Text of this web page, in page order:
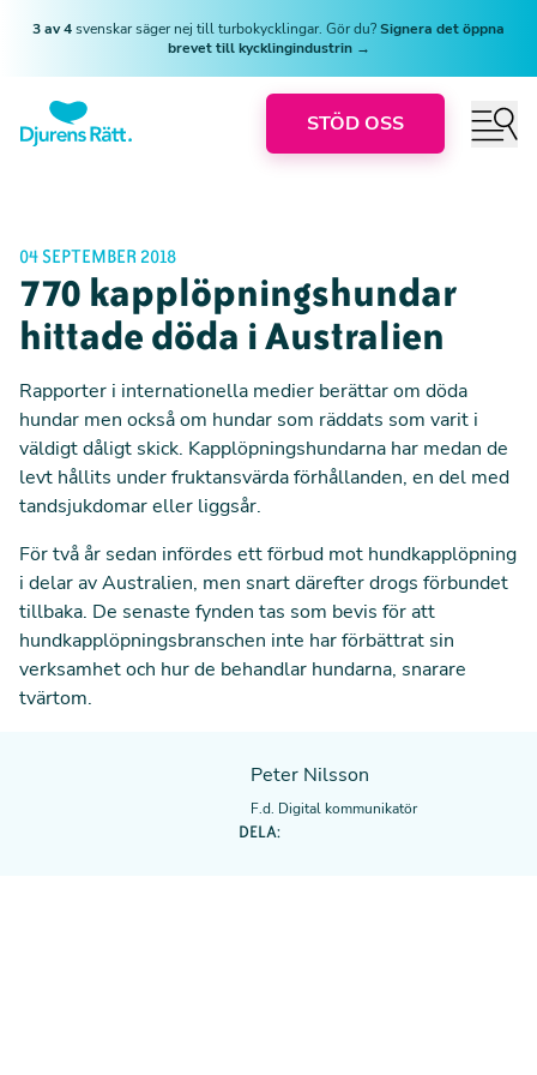
3 av 4svenskar säger nej till turbokycklingar. Gör du?Signera det öppna
brevet till kycklingindustrin →
STÖD OSS
04 SEPTEMBER 2018
770 kapplöpningshundar
hittade döda i Australien
Rapporter i internationella medier berättar om döda
hundar men också om hundar som räddats som varit i
väldigt dåligt skick. Kapplöpningshundarna har medan de
levt hållits under fruktansvärda förhållanden, en del med
tandsjukdomar eller liggsår.
För två år sedan infördes ett förbud mot hundkapplöpning
i delar av Australien, men snart därefter drogs förbundet
tillbaka. De senaste fynden tas som bevis för att
hundkapplöpningsbranschen inte har förbättrat sin
verksamhet och hur de behandlar hundarna, snarare
tvärtom.
Peter Nilsson
F.d. Digital kommunikatör
DELA: